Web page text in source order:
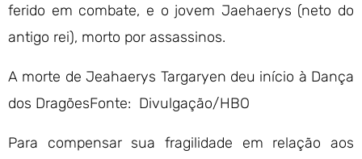
ferido em combate, e o jovem Jaehaerys (neto do
antigo rei), morto por assassinos.
A morte de Jeahaerys Targaryen deu início à Dança
dos DragõesFonte: Divulgação/HBO
Para compensar sua fragilidade em relação aos